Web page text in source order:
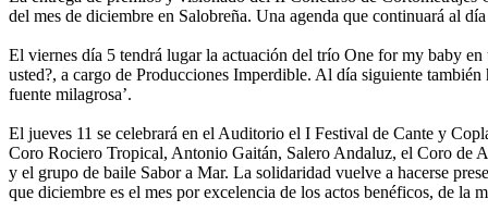
del mes de diciembre en Salobreña. Una agenda que continuará al
El viernes día 5 tendrá lugar la actuación del trío One for my baby
usted?, a cargo de Producciones Imperdible. Al día siguiente
fuente milagrosa’.
El jueves 11 se celebrará en el Auditorio el I Festival de Cante y
Coro Rociero Tropical, Antonio Gaitán, Salero Andaluz, el Coro de
y el grupo de baile Sabor a Mar. La solidaridad vuelve a hacerse
que diciembre es el mes por excelencia de los actos benéficos, de la